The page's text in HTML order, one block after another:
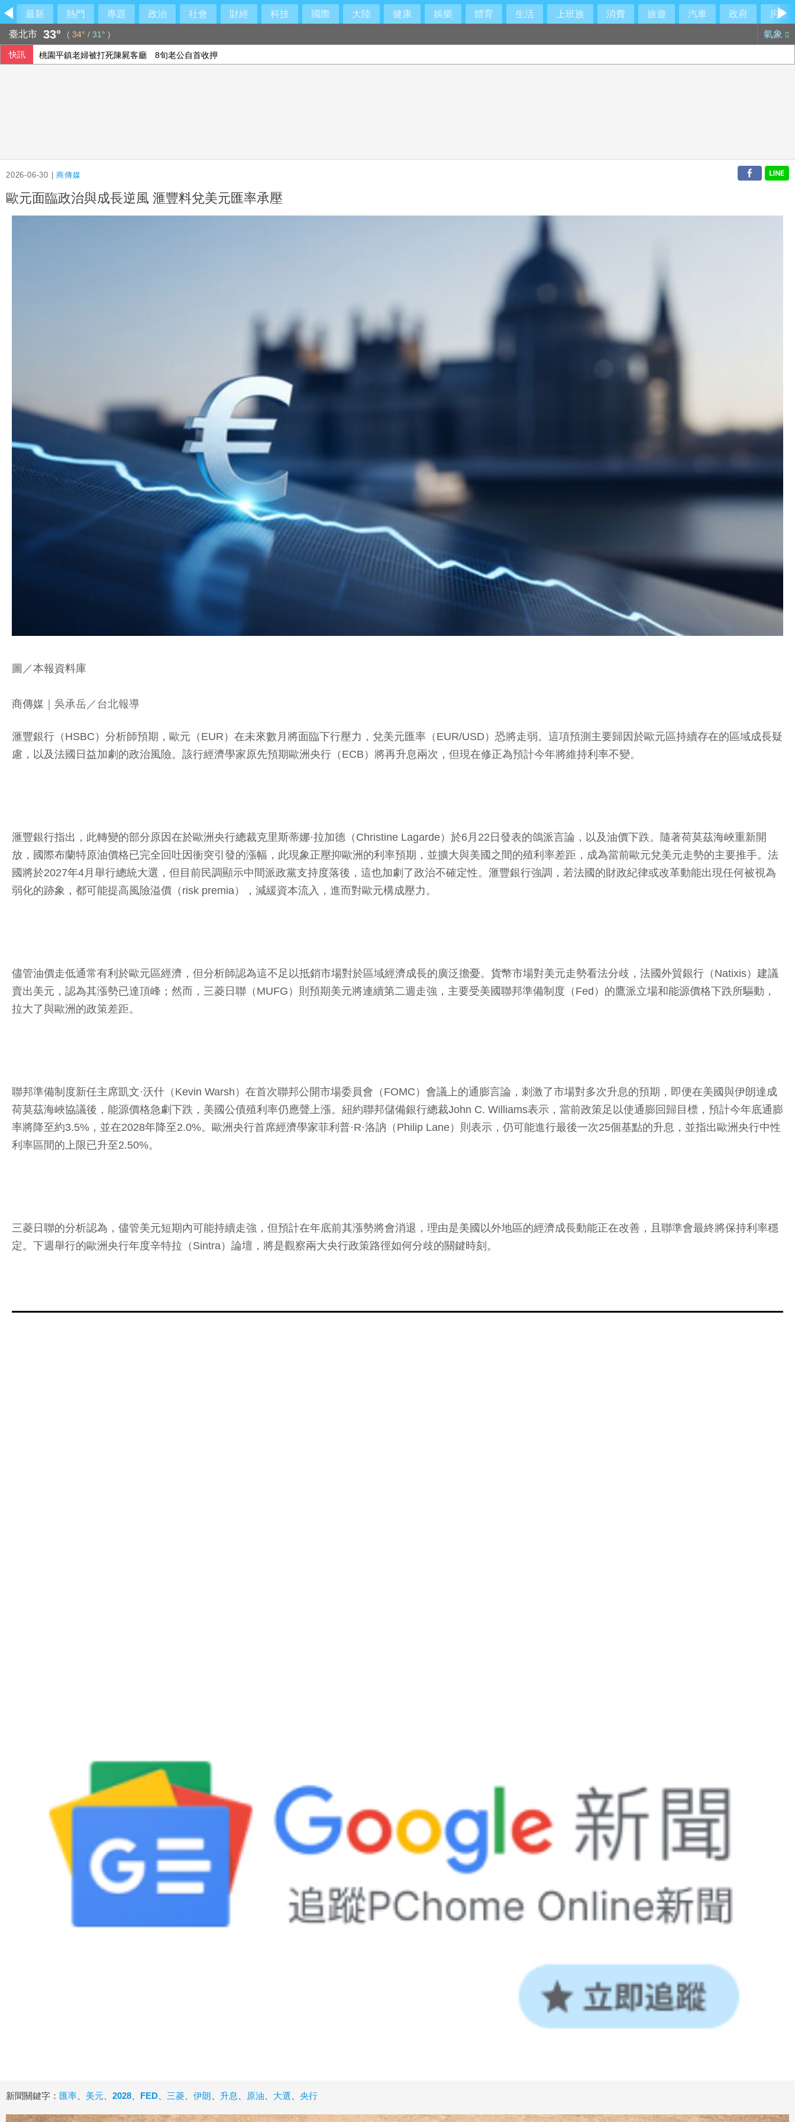
最新 熱門 專題 政治 社會 財經 科技 國際 大陸 健康 娛樂 體育 生活 上班族 消費 旅遊 汽車 政府
房產
臺北市 33° ( 34° / 31° ) 氣象
快訊 桃園平鎮老婦被打死陳屍客廳 8旬老公自首收押
2026-06-30 |商傳媒
歐元面臨政治與成長逆風 滙豐料兌美元匯率承壓
圖／本報資料庫
商傳媒 ｜吳承岳／台北報導
滙豐銀行（HSBC）分析師預期，歐元（EUR）在未來數月將面臨下行壓力，兌美元匯率（EUR/USD）恐將走弱。這項預測主要歸因於歐元區持續存在的區域成長疑
慮，以及法國日益加劇的政治風險。該行經濟學家原先預期歐洲央行（ECB）將再升息兩次，但現在修正為預計今年將維持利率不變。
滙豐銀行指出，此轉變的部分原因在於歐洲央行總裁克里斯蒂娜·拉加德（Christine Lagarde）於6月22日發表的鴿派言論，以及油價下跌。隨著荷莫茲海峽重新開
放，國際布蘭特原油價格已完全回吐因衝突引發的漲幅，此現象正壓抑歐洲的利率預期，並擴大與美國之間的殖利率差距，成為當前歐元兌美元走勢的主要推手。法
國將於2027年4月舉行總統大選，但目前民調顯示中間派政黨支持度落後，這也加劇了政治不確定性。滙豐銀行強調，若法國的財政紀律或改革動能出現任何被視為
弱化的跡象，都可能提高風險溢價（risk premia），減緩資本流入，進而對歐元構成壓力。
儘管油價走低通常有利於歐元區經濟，但分析師認為這不足以抵銷市場對於區域經濟成長的廣泛擔憂。貨幣市場對美元走勢看法分歧，法國外貿銀行（Natixis）建議
賣出美元，認為其漲勢已達頂峰；然而，三菱日聯（MUFG）則預期美元將連續第二週走強，主要受美國聯邦準備制度（Fed）的鷹派立場和能源價格下跌所驅動，
拉大了與歐洲的政策差距。
聯邦準備制度新任主席凱文·沃什（Kevin Warsh）在首次聯邦公開市場委員會（FOMC）會議上的通膨言論，刺激了市場對多次升息的預期，即便在美國與伊朗達成
荷莫茲海峽協議後，能源價格急劇下跌，美國公債殖利率仍應聲上漲。紐約聯邦儲備銀行總裁John C. Williams表示，當前政策足以使通膨回歸目標，預計今年底通膨
率將降至約3.5%，並在2028年降至2.0%。歐洲央行首席經濟學家菲利普·R·洛訥（Philip Lane）則表示，仍可能進行最後一次25個基點的升息，並指出歐洲央行中性
利率區間的上限已升至2.50%。
三菱日聯的分析認為，儘管美元短期內可能持續走強，但預計在年底前其漲勢將會消退，理由是美國以外地區的經濟成長動能正在改善，且聯準會最終將保持利率穩
定。下週舉行的歐洲央行年度辛特拉（Sintra）論壇，將是觀察兩大央行政策路徑如何分歧的關鍵時刻。
新聞關鍵字： 匯率 美元 2028 FED 三菱 伊朗 升息 原油 大選 央行